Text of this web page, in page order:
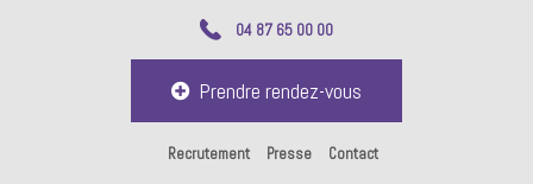
04 87 65 00 00
Prendre rendez-vous
Recrutement Presse Contact